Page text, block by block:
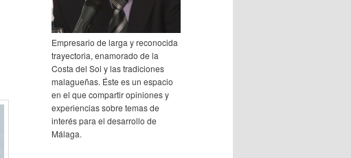
Empresario de larga y reconocida
trayectoria, enamorado de la
Costa del Sol y las tradiciones
malagueñas. Éste es un espacio
en el que compartir opiniones y
experiencias sobre temas de
interés para el desarrollo de
Málaga.